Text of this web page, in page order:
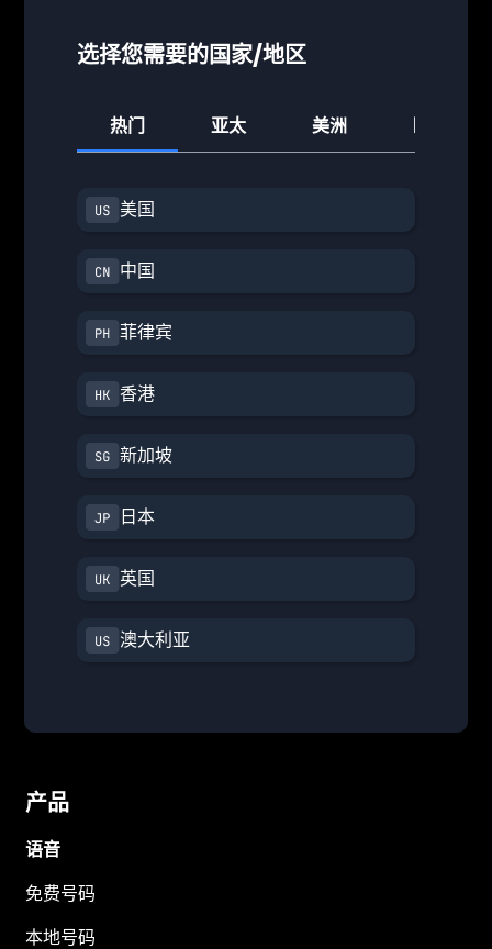
选择您需要的国家/地区
热门 亚太 美洲 欧洲
美国
中国
菲律宾
香港
新加坡
日本
英国
澳大利亚
产品
语音
免费号码
本地号码